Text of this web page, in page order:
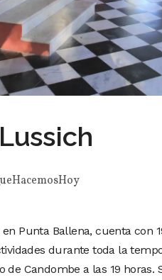
Punta Ballena, cuenta con
durante toda la
de Candombe a las 19 horas.